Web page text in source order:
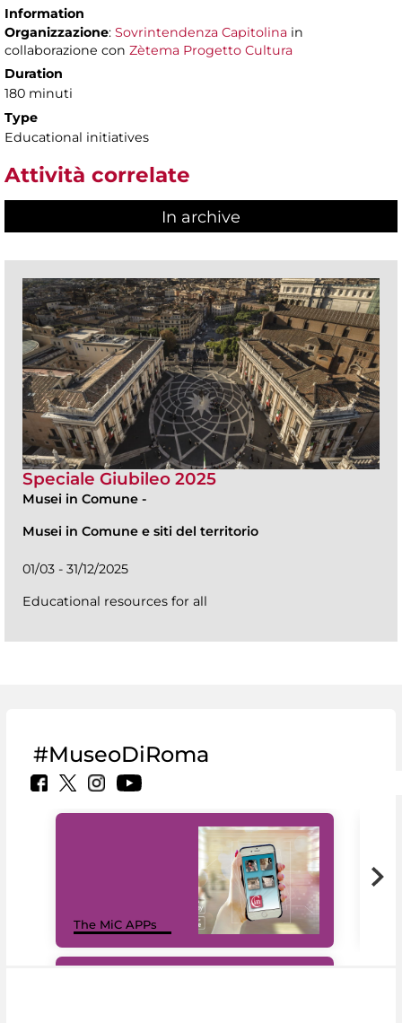
Information
Organizzazione: Sovrintendenza Capitolina in
collaborazione con Zètema Progetto Cultura
Duration
180 minuti
Type
Educational initiatives
Attività correlate
In archive
Speciale Giubileo 2025
Musei in Comune -
Musei in Comune e siti del territorio
01/03 - 31/12/2025
Educational resources for all
#MuseoDiRoma
The MiC APPs